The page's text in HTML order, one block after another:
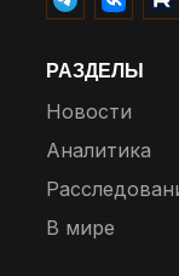
РАЗДЕЛЫ
Новости
Аналитика
В мире